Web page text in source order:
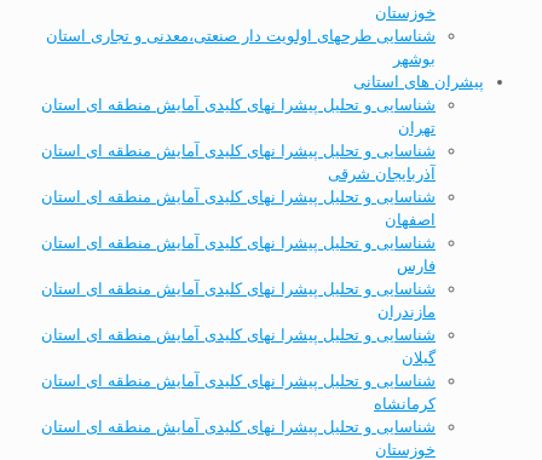
خوزستان
شناسایی طرحهای اولویت دار صنعتی،معدنی و تجاری استان
بوشهر
پیشران های استانی
شناسایی و تحلیل پیشرا نهای کلیدی آمایش منطقه ای استان
تهران
شناسایی و تحلیل پیشرا نهای کلیدی آمایش منطقه ای استان
آذربایجان شرقی
شناسایی و تحلیل پیشرا نهای کلیدی آمایش منطقه ای استان
اصفهان
شناسایی و تحلیل پیشرا نهای کلیدی آمایش منطقه ای استان
فارس
شناسایی و تحلیل پیشرا نهای کلیدی آمایش منطقه ای استان
مازندران
شناسایی و تحلیل پیشرا نهای کلیدی آمایش منطقه ای استان
گیلان
شناسایی و تحلیل پیشرا نهای کلیدی آمایش منطقه ای استان
کرمانشاه
شناسایی و تحلیل پیشرا نهای کلیدی آمایش منطقه ای استان
خوزستان